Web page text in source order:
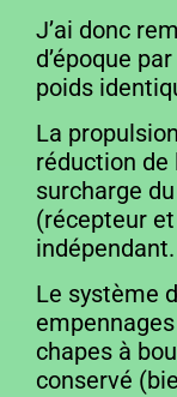
J’ai donc
d’époque
poids
La
réduction de
surcharge
(récepteur
indépendant.
Le système
chapes à
conservé